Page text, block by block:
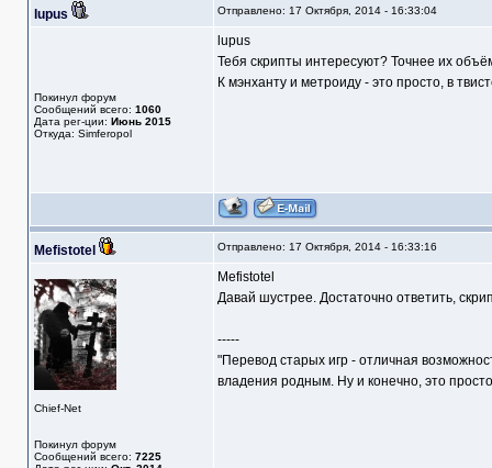
lupus Отправлено: 17 Октября, 2014 - 16:33:04
Покинул форум
Сообщений всего: 1060
Дата рег-ции: Июнь 2015
Откуда: Simferopol
lupus
Тебя скрипты интересуют? Точнее их
К мэнханту и метроиду - это просто, в
Mefistotel Отправлено: 17 Октября, 2014 - 16:33:16
Chief-Net
Покинул форум
Сообщений всего: 7225
Mefistotel
Давай шустрее. Достаточно ответить,
-----
"Перевод старых игр - отличная
владения родным. Ну и конечно, это